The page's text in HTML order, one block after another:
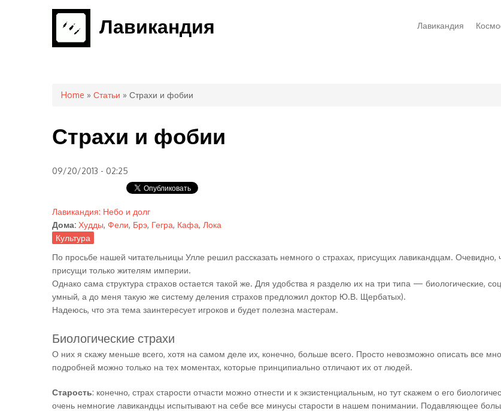
Лавикандия Лавикандия
You are here
Home » Статьи » Страхи и фобии
Страхи и фобии
09/20/2013 - 02:25
Лавикандия: Небо и долг
Дома: Худды, Фели, Брэ, Гегра, Кафа, Лока
Культура
По просьбе нашей читательницы Улле решил рассказать немного о страхах, присущих лавикандцам. Очевидно,
присущи только жителям империи.
Однако сама структура страхов остается такой же. Для удобства я разделю их на три типа — биологические,
умный, а до меня такую же систему деления страхов предложил доктор Ю.В. Щербатых).
Надеюсь, что эта тема заинтересует игроков и будет полезна мастерам.
Биологические страхи
О них я скажу меньше всего, хотя на самом деле их, конечно, больше всего. Просто невозможно описать все
подробней можно только на тех моментах, которые принципиально отличают их от людей.
Старость: конечно, страх старости отчасти можно отнести и к экзистенциальным, но тут скажем о его
очень немногие лавикандцы испытывают на себе все минусы старости в нашем понимании. Подавляющее